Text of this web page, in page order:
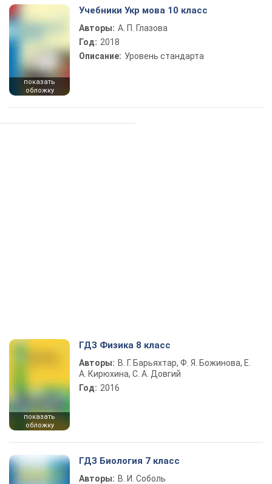
показать
обложку
Учебники Укр мова 10 класс
Авторы: А. П. Глазова
Год: 2018
Описание: Уровень стандарта
показать
обложку
ГДЗ Физика 8 класс
Авторы: В. Г. Барьяхтар, Ф. Я. Божинова, Е.
А. Кирюхина, С. А. Довгий
Год: 2016
ГДЗ Биология 7 класс
Авторы: В. И. Соболь